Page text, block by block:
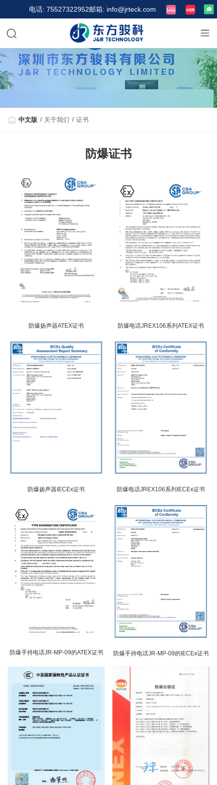
电话: 75527322952邮箱: info@jrteck.com
中文版 关于我们 证书
防爆证书
防爆扬声器ATEX证书 防爆电话JREX106系列ATEX证书
防爆扬声器IECEx证书 防爆电话JREX106系列IECEx证书
防爆手持电话JR-MP-09的ATEX证书 防爆手持电话JR-MP-09的IECEx证书